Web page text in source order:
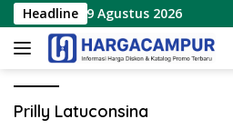
Langsung
ke
konten
Headline
8 – 9 Agustus 2026
Prilly Latuconsina